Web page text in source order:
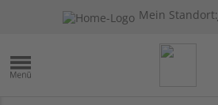
Mein Standort: